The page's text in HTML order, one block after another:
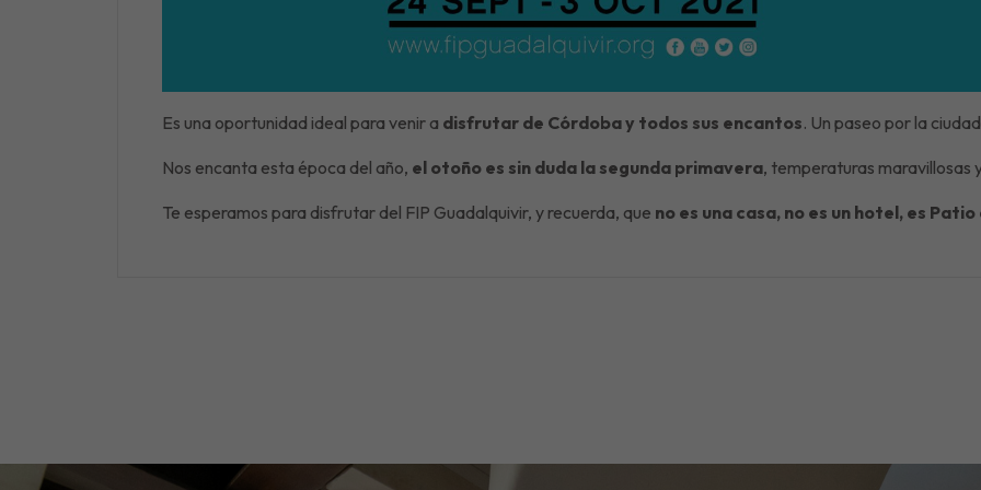
Es una oportunidad ideal para venir a disfrutar de Córdoba y todos sus encantos. Un paseo por la
Nos encanta esta época del año, el otoño es sin duda la segunda primavera, temperaturas maravillosas
Te esperamos para disfrutar del FIP Guadalquivir, y recuerda, que no es una casa, no es un hotel, es